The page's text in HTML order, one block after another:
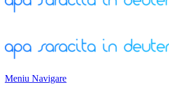
Meniu Navigare